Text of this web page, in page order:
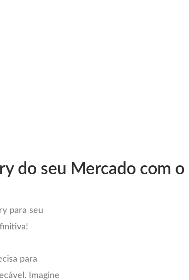
do seu Mercado com
para seu
para
Imagine